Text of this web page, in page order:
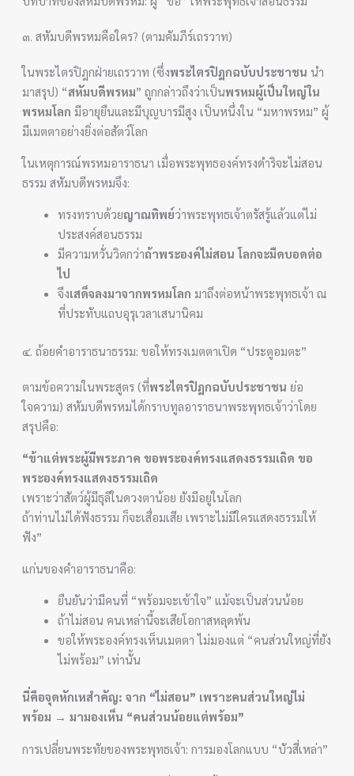
๓. สหัมบดีพรหมคือใคร? (ตามคัมภีร์เถรวาท)
ในพระไตรปิฎกฝ่ายเถรวาท (ซึ่งพระไตรปิฎกฉบับประชาชน นำ
มาสรุป) “สหัมบดีพรหม” ถูกกล่าวถึงว่าเป็นพรหมผู้เป็นใหญ่ใน
พรหมโลก มีอายุยืนและมีบุญบารมีสูง เป็นหนึ่งใน “มหาพรหม” ผู้
มีเมตตาอย่างยิ่งต่อสัตว์โลก
ในเหตุการณ์พรหมอาราธนา เมื่อพระพุทธองค์ทรงดำริจะไม่สอน
ธรรม สหัมบดีพรหมจึง:
ทรงทราบด้วยญาณทิพย์ว่าพระพุทธเจ้าตรัสรู้แล้วแต่ไม่
ประสงค์สอนธรรม
มีความหวั่นวิตกว่าถ้าพระองค์ไม่สอน โลกจะมืดบอดต่อ
ไป
จึงเสด็จลงมาจากพรหมโลก มาถึงต่อหน้าพระพุทธเจ้า ณ
ที่ประทับแถบอุรุเวลาเสนานิคม
๔. ถ้อยคำอาราธนาธรรม: ขอให้ทรงเมตตาเปิด “ประตูอมตะ”
ตามข้อความในพระสูตร (ที่พระไตรปิฎกฉบับประชาชน ย่อ
ใจความ) สหัมบดีพรหมได้กราบทูลอาราธนาพระพุทธเจ้าว่าโดย
สรุปคือ:
“ข้าแต่พระผู้มีพระภาค ขอพระองค์ทรงแสดงธรรมเถิด ขอ
พระองค์ทรงแสดงธรรมเถิด
เพราะว่าสัตว์ผู้มีธุลีในดวงตาน้อย ยังมีอยู่ในโลก
ถ้าท่านไม่ได้ฟังธรรม ก็จะเสื่อมเสีย เพราะไม่มีใครแสดงธรรมให้
ฟัง”
แก่นของคำอาราธนาคือ:
ยืนยันว่ามีคนที่ “พร้อมจะเข้าใจ” แม้จะเป็นส่วนน้อย
ถ้าไม่สอน คนเหล่านี้จะเสียโอกาสหลุดพ้น
ขอให้พระองค์ทรงเห็นเมตตา ไม่มองแต่ “คนส่วนใหญ่ที่ยัง
ไม่พร้อม” เท่านั้น
นี่คือจุดหักเหสำคัญ: จาก “ไม่สอน” เพราะคนส่วนใหญ่ไม่
พร้อม → มามองเห็น “คนส่วนน้อยแต่พร้อม”
การเปลี่ยนพระทัยของพระพุทธเจ้า: การมองโลกแบบ “บัวสี่เหล่า”